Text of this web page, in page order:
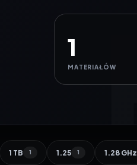
1
MATERIAŁÓW
1 TB 1 1.25 1 1.28 GHz